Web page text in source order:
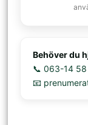
Behöver du
📞 063-14
📧